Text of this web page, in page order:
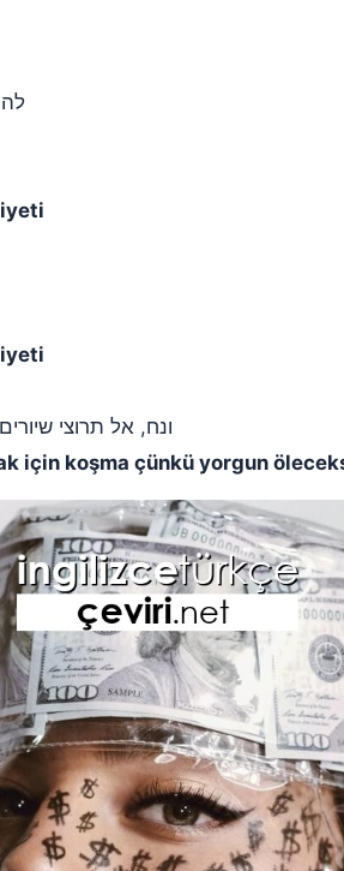
ונח, אל תרוצי
için koşma çünkü yorgun